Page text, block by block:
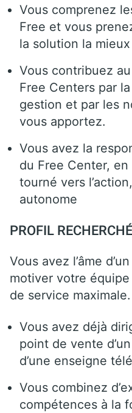
Vous comprenez
Free et vous
la solution la
Vous contribuez
Free Centers par
gestion et par les
vous apportez.
Vous avez la
du Free Center,
tourné vers
autonome
PROFIL RECHERCHÉ
Vous avez l’âme
motiver votre
de service maximale.
Vous avez déjà
point de vente
d’une enseigne
Vous combinez
compétences à la